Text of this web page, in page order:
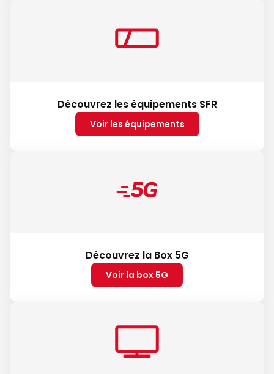
Découvrez les équipements SFR
Voir les équipements
Découvrez la Box 5G
Voir la box 5G